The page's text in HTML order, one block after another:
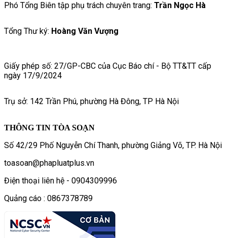
Phó Tổng Biên tập phụ trách chuyên trang: Trần Ngọc Hà
Tổng Thư ký: Hoàng Văn Vượng
Giấy phép số: 27/GP-CBC của Cục Báo chí - Bộ TT&TT cấp
ngày 17/9/2024
Trụ sở: 142 Trần Phú, phường Hà Đông, TP Hà Nội
THÔNG TIN TÒA SOẠN
Số 42/29 Phố Nguyễn Chí Thanh, phường Giảng Võ, TP. Hà Nội
toasoan@phapluatplus.vn
Điện thoại liên hệ - 0904309996
Quảng cáo : 0867378789